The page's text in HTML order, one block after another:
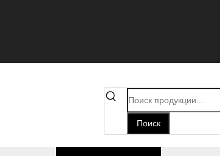
Поиск